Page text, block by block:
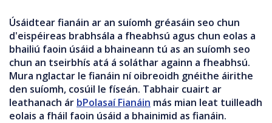
Úsáidtear fianáin ar an suíomh gréasáin seo chun
d'eispéireas brabhsála a fheabhsú agus chun eolas a
bhailiú faoin úsáid a bhaineann tú as an suíomh seo
chun an tseirbhís atá á soláthar againn a fheabhsú.
Mura nglactar le fianáin ní oibreoidh gnéithe áirithe
den suíomh, cosúil le físeán. Tabhair cuairt ar
leathanach ár bPolasaí Fianáin más mian leat tuilleadh
eolais a fháil faoin úsáid a bhainimid as fianáin.